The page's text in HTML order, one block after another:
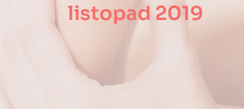
listopad 2019